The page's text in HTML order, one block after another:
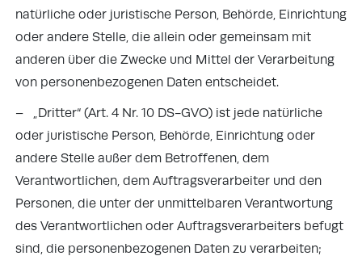
natürliche oder juristische Person, Behörde, Einrichtung
oder andere Stelle, die allein oder gemeinsam mit
anderen über die Zwecke und Mittel der Verarbeitung
von personenbezogenen Daten entscheidet.
– „Dritter“ (Art. 4 Nr. 10 DS-GVO) ist jede natürliche
oder juristische Person, Behörde, Einrichtung oder
andere Stelle außer dem Betroffenen, dem
Verantwortlichen, dem Auftragsverarbeiter und den
Personen, die unter der unmittelbaren Verantwortung
des Verantwortlichen oder Auftragsverarbeiters befugt
sind, die personenbezogenen Daten zu verarbeiten;